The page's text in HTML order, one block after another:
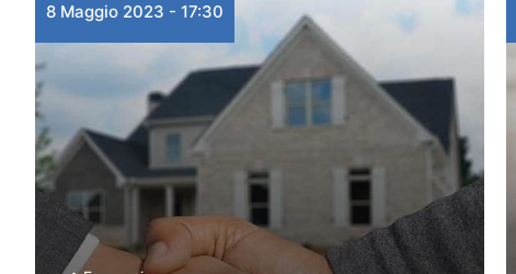
8 Maggio 2023 - 17:30